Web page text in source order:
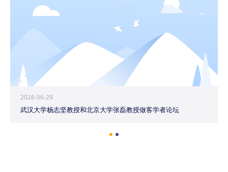
2026-06-29
武汉大学杨志坚教授和北京大学张磊教授做客学者论坛